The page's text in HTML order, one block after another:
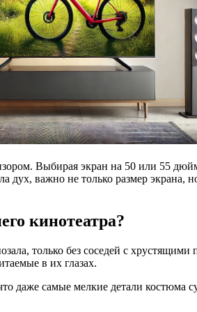
Выбирая экран на 50 или 55
важно не только размер экрана,
кинотеатра?
только без соседей с
в их глазах.
даже самые мелкие детали костюма